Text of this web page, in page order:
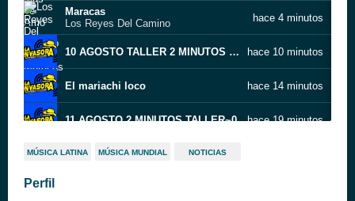
Maracas
Los Reyes Del Camino
hace 4 minutos
10 AGOSTO TALLER 2 MINUTOS ~0 hace 10 minutos
El mariachi loco hace 14 minutos
11 AGOSTO 2 MINUTOS TALLER~0 hace 19 minutos
El Derrotado (Remasterizado)
MÚSICA LATINA MÚSICA MUNDIAL NOTICIAS
Perfil